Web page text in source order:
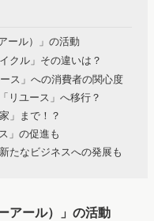
ール）」の活動
クル」その違いは？
ス」への消費者の関心度
リユース」へ移行？
」まで！？
」の促進も
たなビジネスへの発展も
アール）」の活動